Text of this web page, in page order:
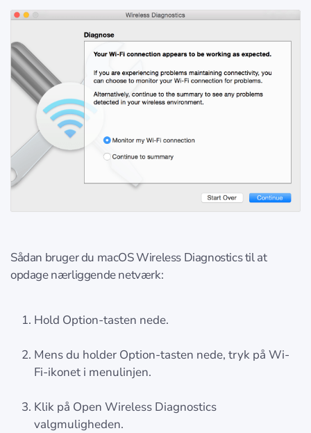
Sådan bruger du macOS Wireless Diagnostics til at
opdage nærliggende netværk:
Hold Option-tasten nede.
Mens du holder Option-tasten nede, tryk på Wi-
Fi-ikonet i menulinjen.
Klik på Open Wireless Diagnostics
valgmuligheden.